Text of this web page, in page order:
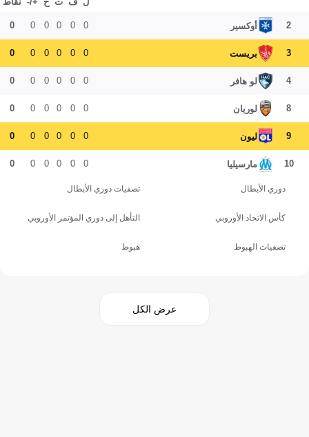
2 أوكسير 0
0
0
0
0
0
3 بريست 0
0
0
0
0
0
4 لو هافر 0
0
0
0
0
0
8 لوريان 0
0
0
0
0
0
9 ليون 0
0
0
0
0
0
10 مارسيليا 0
0
0
0
0
0
دوري الأبطال تصفيات دوري الأبطال
كأس الاتحاد الأوروبي التأهل إلى دوري المؤتمر الأوروبي
تصفيات الهبوط هبوط
عرض الكل